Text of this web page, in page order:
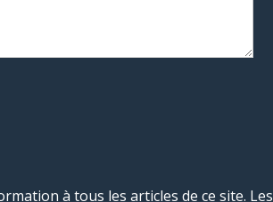
à tous les articles de ce site. Les